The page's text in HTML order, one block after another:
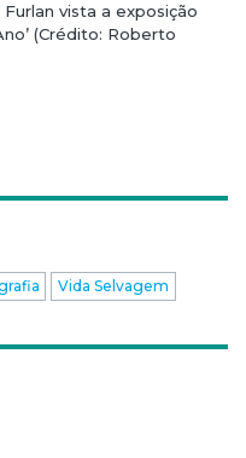
vista a exposição
(Crédito: Roberto
Vida Selvagem
WhatsApp
no LinkedIn